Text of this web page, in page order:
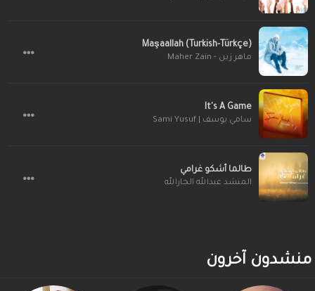
Maşaallah (Turkish-Türkçe)
ماهر زين - Maher Zain
It's A Game
سامي يوسف | Sami Yusuf
طالما أشكو غرامي
المنشد عبدالله الجارالله
منشدون آخرون